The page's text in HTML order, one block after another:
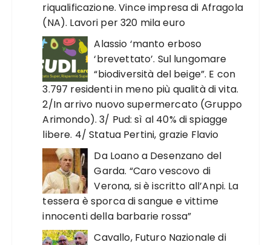
riqualificazione. Vince impresa di Afragola
(NA). Lavori per 320 mila euro
Alassio ‘manto erboso
‘brevettato’. Sul lungomare
“biodiversità del beige”. E con
3.797 residenti in meno più qualità di vita.
2/In arrivo nuovo supermercato (Gruppo
Arimondo). 3/ Pud: sì al 40% di spiagge
libere. 4/ Statua Pertini, grazie Flavio
Da Loano a Desenzano del
Garda. “Caro vescovo di
Verona, si è iscritto all’Anpi. La
tessera è sporca di sangue e vittime
innocenti della barbarie rossa”
Cavallo, Futuro Nazionale di